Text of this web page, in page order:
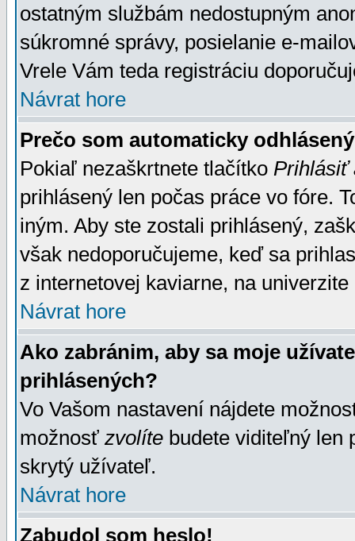
ostatným službám nedostupným
súkromné správy, posielanie e-
Vrele Vám teda registráciu
Návrat hore
Prečo som automaticky
Pokiaľ nezaškrtnete tlačítko Prihlásiť
prihlásený len počas práce vo fóre.
iným. Aby ste zostali prihlásený,
však nedoporučujeme, keď sa
z internetovej kaviarne, na univerzite
Návrat hore
Ako zabránim, aby sa moje
prihlásených?
Vo Vašom nastavení nájdete
možnosť zvolíte budete viditeľný len
skrytý užívateľ.
Návrat hore
Zabudol som heslo!